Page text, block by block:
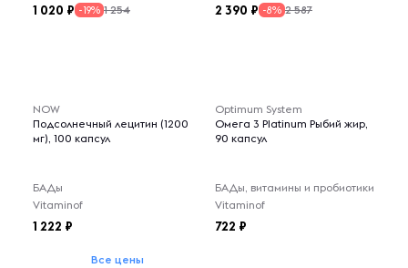
1 020 -19% 1 254 2 390 -8% 2 587
NOW
Подсолнечный лецитин (1200
мг), 100 капсул
БАДы
Vitaminof
1 222
Все цены
Optimum System
Омега 3 Platinum Рыбий жир,
90 капсул
БАДы, витамины и пробиотики
Vitaminof
722